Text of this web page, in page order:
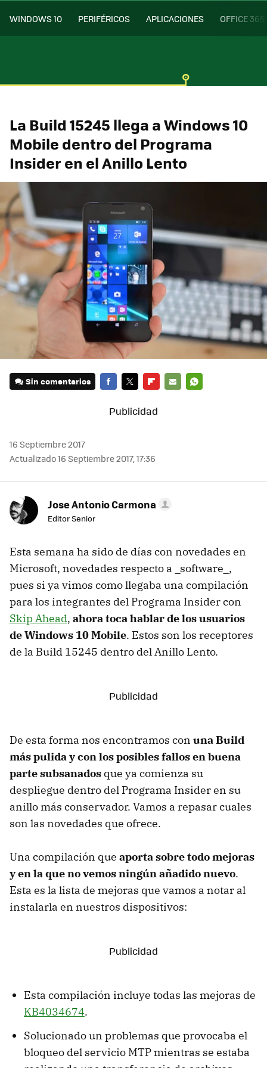
WINDOWS 10 PERIFÉRICOS APLICACIONES OFFICE 365
La Build 15245 llega a Windows 10
Mobile dentro del Programa
Insider en el Anillo Lento
Sin comentarios
16 Septiembre 2017
Actualizado 16 Septiembre 2017, 17:36
Jose Antonio Carmona
Editor Senior
Esta semana ha sido de días con novedades en
Microsoft, novedades respecto a _software_,
pues si ya vimos como llegaba una compilación
para los integrantes del Programa Insider con
Skip Ahead, ahora toca hablar de los usuarios
de Windows 10 Mobile. Estos son los receptores
de la Build 15245 dentro del Anillo Lento.
De esta forma nos encontramos con una Build
más pulida y con los posibles fallos en buena
parte subsanados que ya comienza su
despliegue dentro del Programa Insider en su
anillo más conservador. Vamos a repasar cuales
son las novedades que ofrece.
Una compilación que aporta sobre todo mejoras
y en la que no vemos ningún añadido nuevo.
Esta es la lista de mejoras que vamos a notar al
instalarla en nuestros dispositivos:
Esta compilación incluye todas las mejoras de
KB4034674.
Solucionado un problemas que provocaba el
bloqueo del servicio MTP mientras se estaba